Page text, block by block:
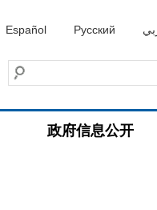
Español Русский
政府信息公开